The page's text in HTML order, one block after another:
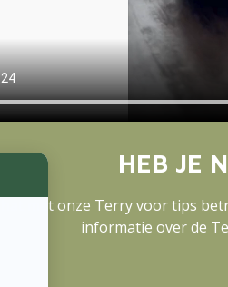
HEB JE
Chat met onze Terry voor tips
informatie over de